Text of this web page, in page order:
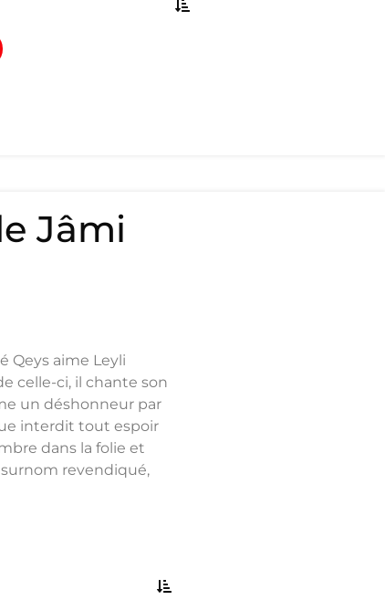
Jâmi
Qeys aime Leyli
celle-ci, il chante son
un déshonneur par
interdit tout espoir
dans la folie et
revendiqué,